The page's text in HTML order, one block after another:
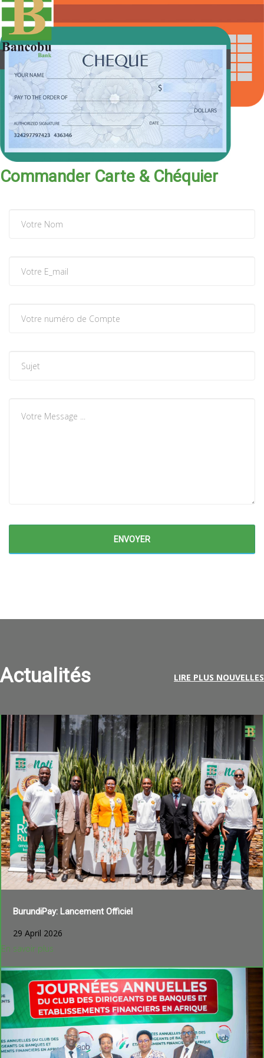
Commander Carte & Chéquier
Actualités LIRE PLUS NOUVELLES
BurundiPay: Lancement Officiel
29 April 2026
En savoir plus